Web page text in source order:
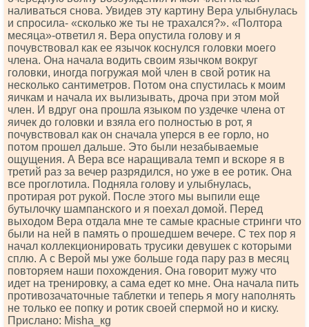
наливаться снова. Увидев эту картину Вера улыбнулась
и спросила- «сколько же ты не трахался?». «Полтора
месяца»-ответил я. Вера опустила голову и я
почувствовал как ее язычок коснулся головки моего
члена. Она начала водить своим язычком вокруг
головки, иногда погружая мой член в свой ротик на
несколько сантиметров. Потом она спустилась к моим
яичкам и начала их вылизывать, дроча при этом мой
член. И вдруг она прошла языком по уздечке члена от
яичек до головки и взяла его полностью в рот, я
почувствовал как он сначала уперся в ее горло, но
потом прошел дальше. Это были незабываемые
ощущения. А Вера все наращивала темп и вскоре я в
третий раз за вечер разрядился, но уже в ее ротик. Она
все проглотила. Подняла голову и улыбнулась,
протирая рот рукой. После этого мы выпили еще
бутылочку шампанского и я поехал домой. Перед
выходом Вера отдала мне те самые красные стринги что
были на ней в память о прошедшем вечере. С тех пор я
начал коллекционировать трусики девушек с которыми
сплю. А с Верой мы уже больше года пару раз в месяц
повторяем наши похождения. Она говорит мужу что
идет на тренировку, а сама едет ко мне. Она начала пить
противозачаточные таблетки и теперь я могу наполнять
не только ее попку и ротик своей спермой но и киску.
Прислано: Мishа_кg